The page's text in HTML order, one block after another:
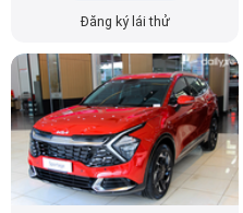
KIA Sportage 2.0G
Signature (Máy xăng)
919 triệu
Trả hàng tháng từ: 15 triệu x 60